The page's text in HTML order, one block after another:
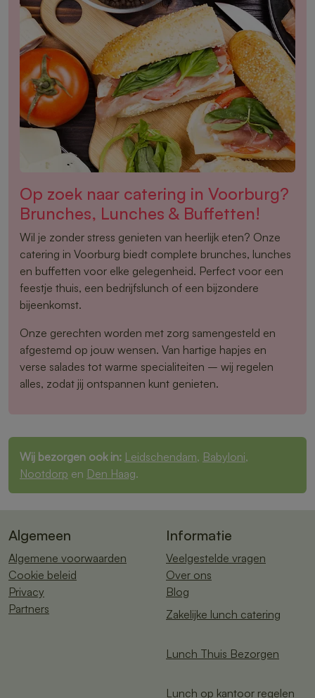
Op zoek naar catering in Voorburg?
Brunches, Lunches & Buffetten!
Wil je zonder stress genieten van heerlijk eten? Onze
catering in Voorburg biedt complete brunches, lunches
en buffetten voor elke gelegenheid. Perfect voor een
feestje thuis, een bedrijfslunch of een bijzondere
bijeenkomst.
Onze gerechten worden met zorg samengesteld en
afgestemd op jouw wensen. Van hartige hapjes en
verse salades tot warme specialiteiten – wij regelen
alles, zodat jij ontspannen kunt genieten.
Wij bezorgen ook in: Leidschendam, Babyloni,
Nootdorp en Den Haag.
Algemeen
Algemene voorwaarden
Cookie beleid
Privacy
Partners
Informatie
Veelgestelde vragen
Over ons
Blog
Zakelijke lunch catering
Lunch Thuis Bezorgen
Lunch op kantoor regelen